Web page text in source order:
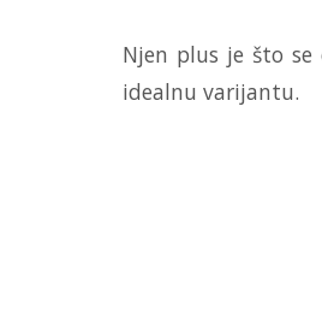
Njen plus je što se
idealnu varijantu.